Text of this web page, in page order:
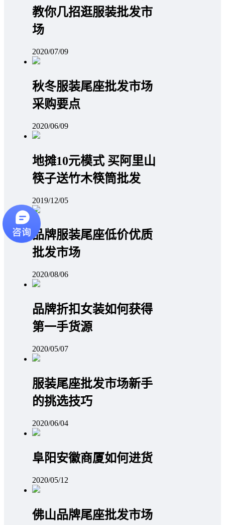
教你几招逛服装批发市
场
2020/07/09
秋冬服装尾座批发市场
采购要点
2020/06/09
地摊10元模式 买阿里山
筷子送竹木筷筒批发
2019/12/05
品牌服装尾座低价优质
批发市场
2020/08/06
品牌折扣女装如何获得
第一手货源
2020/05/07
服装尾座批发市场新手
的挑选技巧
2020/06/04
阜阳安徽商厦如何进货
2020/05/12
佛山品牌尾座批发市场